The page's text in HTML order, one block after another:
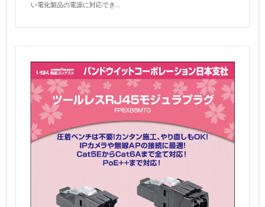
い電化製品の電源に対応でき...